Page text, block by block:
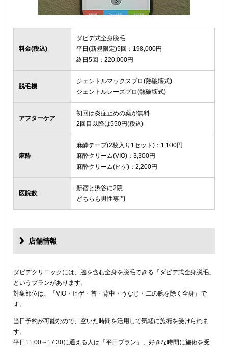
料金(税込)
ダビデ式全身脱毛
平日(新規限定)5回：198,000円
終日5回：220,000円
脱毛機
ジェントルマックスプロ(熱破壊式)
ジェントルレーズプロ(熱破壊式)
アフターケア
初回は炎症止めの薬が無料
2回目以降は550円(税込)
麻酔
麻酔テープ(2枚入り1セット)：1,100円
麻酔クリーム(VIO)：3,300円
麻酔クリーム(ヒゲ)：2,200円
医院数
新宿と渋谷に2院
どちらも男性専門
店舗情報
ダビデクリニックには、脇を含む全身を脱毛できる「ダビデ式全身脱毛」
というプランがあります。
対象部位は、「VIO・ヒゲ・首・背中・うなじ・二の腕を除く全身」で
す。
当日予約が可能なので、空いた時間を活用して気軽に施術を受けられま
す。
平日11:00～17:30に通える人は「平日プラン」、好きな時間に施術を受